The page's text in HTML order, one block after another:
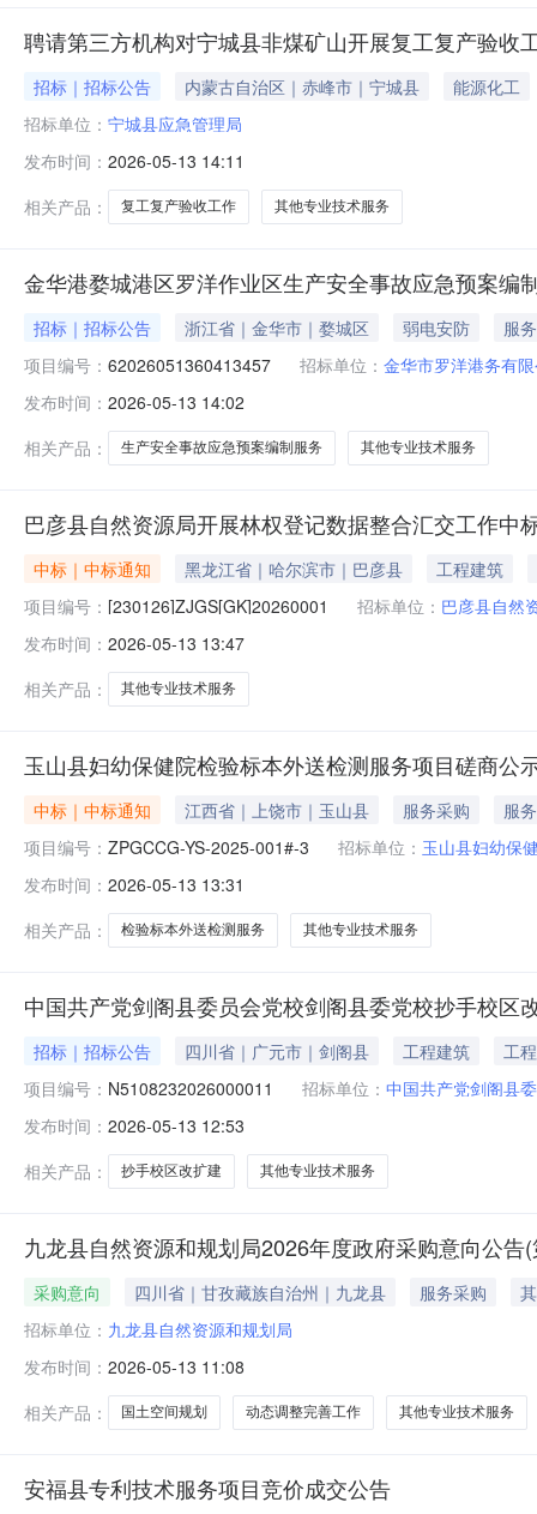
聘请第三方机构对宁城县非煤矿山开展复工复产验收
招标｜招标公告 内蒙古自治区｜赤峰市｜宁城县
能源化工
招标单位： 宁城县应急管理局
发布时间： 2026-05-13 14:11
相关产品：
复工复产验收工作 其他专业技术服务
金华港婺城港区罗洋作业区生产安全事故应急预案编
招标｜招标公告 浙江省｜金华市｜婺城区 弱电安防
服务
项目编号： 62026051360413457 招标单位： 金华市罗洋港务有
发布时间： 2026-05-13 14:02
相关产品：
生产安全事故应急预案编制服务 其他专业技术服务
巴彦县自然资源局开展林权登记数据整合汇交工作中
中标｜中标通知 黑龙江省｜哈尔滨市｜巴彦县
工程建筑
项目编号： [230126]ZJGS[GK]20260001 招标单位： 巴彦县自然
发布时间： 2026-05-13 13:47
相关产品：
其他专业技术服务
玉山县妇幼保健院检验标本外送检测服务项目磋商公
中标｜中标通知 江西省｜上饶市｜玉山县 服务采购
服务
项目编号： ZPGCCG-YS-2025-001#-3 招标单位： 玉山县妇幼保
发布时间： 2026-05-13 13:31
相关产品：
检验标本外送检测服务 其他专业技术服务
中国共产党剑阁县委员会党校剑阁县委党校抄手校区
招标｜招标公告 四川省｜广元市｜剑阁县 工程建筑
工程
项目编号： N5108232026000011 招标单位： 中国共产党剑阁县
发布时间： 2026-05-13 12:53
相关产品：
抄手校区改扩建 其他专业技术服务
九龙县自然资源和规划局2026年度政府采购意向公告
采购意向 四川省｜甘孜藏族自治州｜九龙县 服务采购
招标单位： 九龙县自然资源和规划局
发布时间： 2026-05-13 11:08
相关产品：
国土空间规划 动态调整完善工作 其他专业技术服务
安福县专利技术服务项目竞价成交公告